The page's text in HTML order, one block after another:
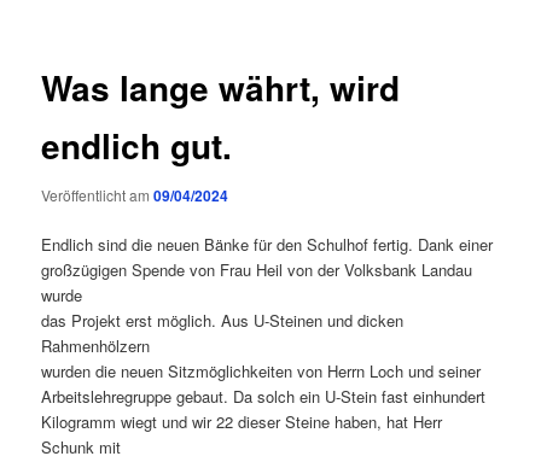
Was lange währt, wird
endlich gut.
Veröffentlicht am09/04/2024
Endlich sind die neuen Bänke für den Schulhof fertig. Dank einer
großzügigen Spende von Frau Heil von der Volksbank Landau
wurde
das Projekt erst möglich. Aus U-Steinen und dicken
Rahmenhölzern
wurden die neuen Sitzmöglichkeiten von Herrn Loch und seiner
Arbeitslehregruppe gebaut. Da solch ein U-Stein fast einhundert
Kilogramm wiegt und wir 22 dieser Steine haben, hat Herr
Schunk mit